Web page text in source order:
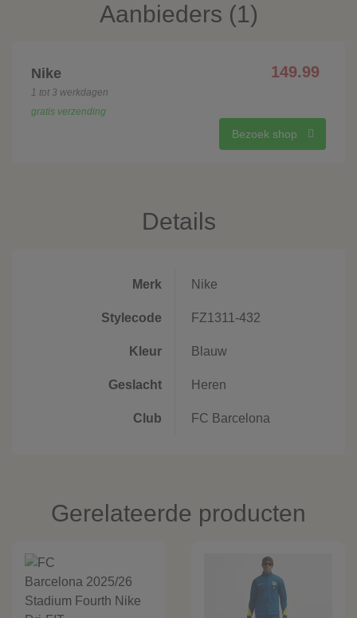
Aanbieders (1)
Nike 149.99
1 tot 3 werkdagen
gratis verzending
Bezoek shop
Details
Merk Nike
Stylecode FZ1311-432
Kleur Blauw
Geslacht Heren
Club FC Barcelona
Gerelateerde producten